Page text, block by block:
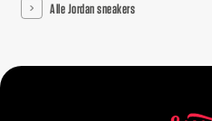
Alle Jordan sneakers